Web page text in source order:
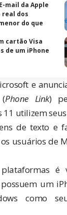
mail da Apple
real dos
do que
cartão Visa
de um iPhone
e
Phone Link)
11 utilizem
de texto e
usuários de
é
um
como